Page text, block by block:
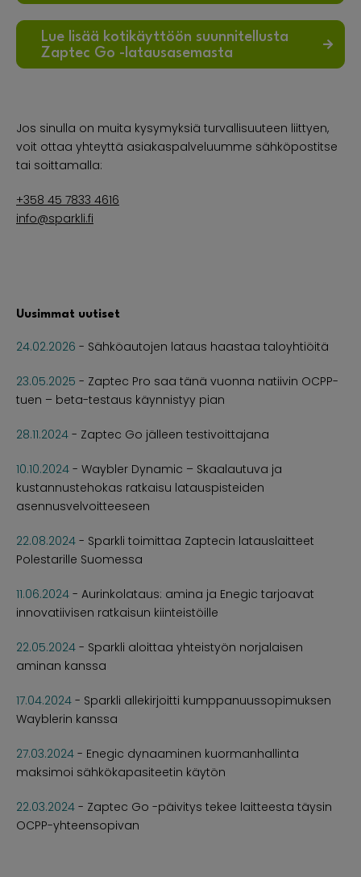
Lue lisää kotikäyttöön suunnitellusta
Zaptec Go -latausasemasta
Jos sinulla on muita kysymyksiä turvallisuuteen liittyen,
voit ottaa yhteyttä asiakaspalveluumme sähköpostitse
tai soittamalla:
+358 45 7833 4616
info@sparkli.fi
Uusimmat uutiset
24.02.2026 - Sähköautojen lataus haastaa taloyhtiöitä
23.05.2025 - Zaptec Pro saa tänä vuonna natiivin OCPP-
tuen – beta-testaus käynnistyy pian
28.11.2024 - Zaptec Go jälleen testivoittajana
10.10.2024 - Waybler Dynamic – Skaalautuva ja
kustannustehokas ratkaisu latauspisteiden
asennusvelvoitteeseen
22.08.2024 - Sparkli toimittaa Zaptecin latauslaitteet
Polestarille Suomessa
11.06.2024 - Aurinkolataus: amina ja Enegic tarjoavat
innovatiivisen ratkaisun kiinteistöille
22.05.2024 - Sparkli aloittaa yhteistyön norjalaisen
aminan kanssa
17.04.2024 - Sparkli allekirjoitti kumppanuussopimuksen
Wayblerin kanssa
27.03.2024 - Enegic dynaaminen kuormanhallinta
maksimoi sähkökapasiteetin käytön
22.03.2024 - Zaptec Go -päivitys tekee laitteesta täysin
OCPP-yhteensopivan